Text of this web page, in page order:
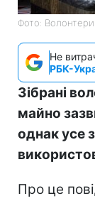
Фото:
Не
РБК-
Зібрані
майно
однак усе
Про це